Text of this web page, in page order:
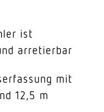
ist
arretierbar
mit
12,5 m